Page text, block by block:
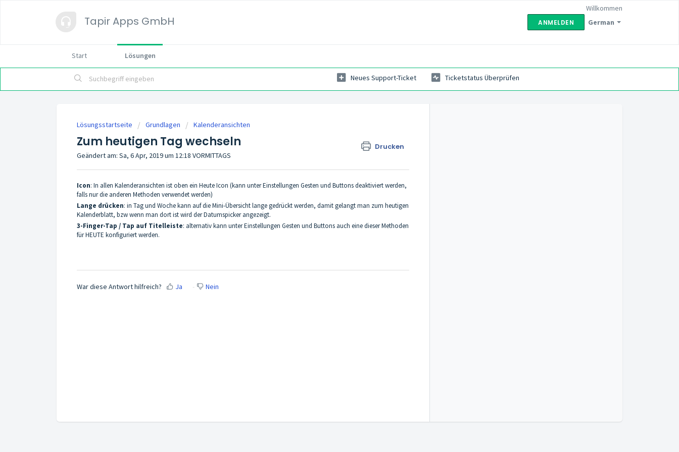
Tapir Apps GmbH German
Willkommen
ANMELDEN
Start Lösungen
Neues Support-Ticket Ticketstatus Überprüfen
Lösungsstartseite Grundlagen Kalenderansichten
Zum heutigen Tag wechseln Drucken
Geändert am: Sa, 6 Apr, 2019 um 12:18 VORMITTAGS
Icon: In allen Kalenderansichten ist oben ein Heute Icon (kann unter Einstellungen Gesten und Buttons deaktiviert werden,
falls nur die anderen Methoden verwendet werden)
Lange drücken: in Tag und Woche kann auf die Mini-Übersicht lange gedrückt werden, damit gelangt man zum heutigen
Kalenderblatt, bzw wenn man dort ist wird der Datumspicker angezeigt.
3-Finger-Tap / Tap auf Titelleiste: alternativ kann unter Einstellungen Gesten und Buttons auch eine dieser Methoden
für HEUTE konfiguriert werden.
War diese Antwort hilfreich? Ja Nein